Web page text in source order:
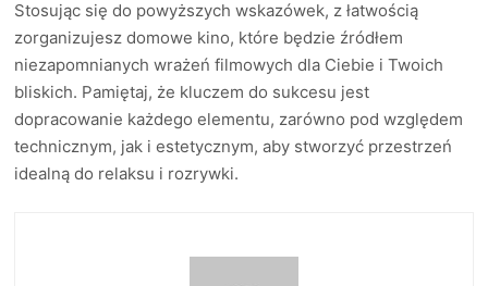
Stosując się do powyższych wskazówek, z łatwością
zorganizujesz domowe kino, które będzie źródłem
niezapomnianych wrażeń filmowych dla Ciebie i Twoich
bliskich. Pamiętaj, że kluczem do sukcesu jest
dopracowanie każdego elementu, zarówno pod względem
technicznym, jak i estetycznym, aby stworzyć przestrzeń
idealną do relaksu i rozrywki.